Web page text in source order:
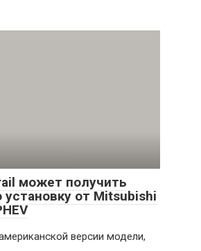
может получить
от Mitsubishi
версии модели,